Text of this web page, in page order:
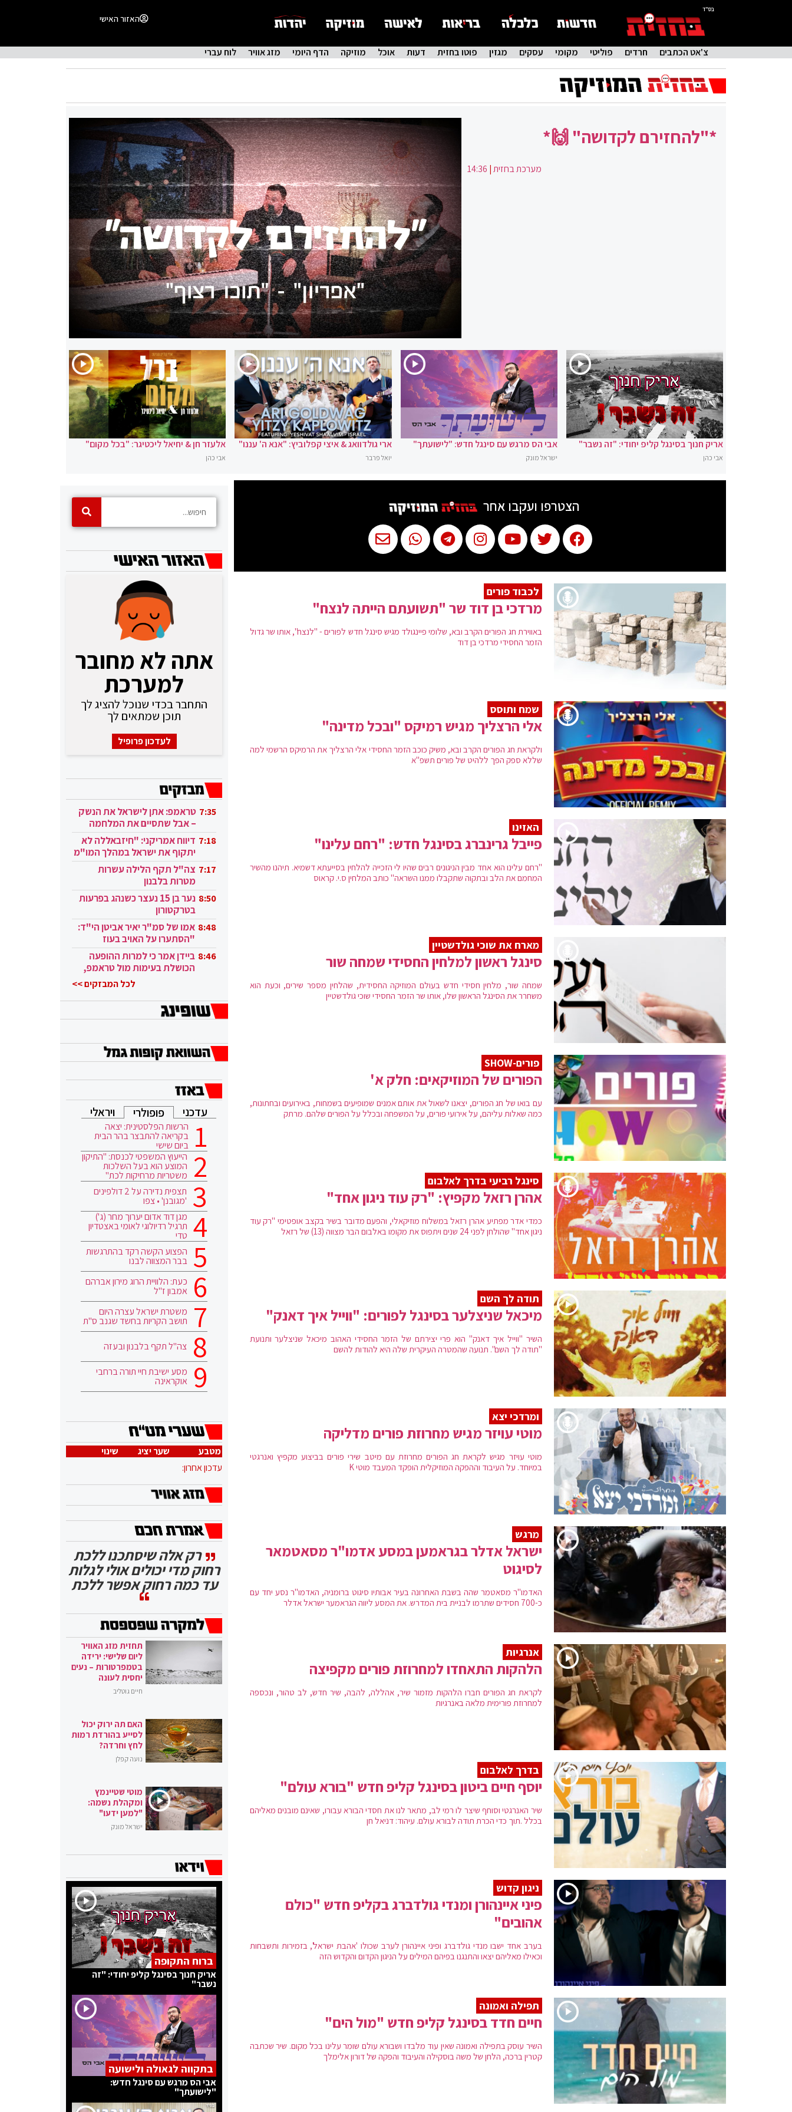
בס"ד
האזור האישי
צ'אט הכתבים חרדים פוליטי מקומי עסקים מגזין פוטו בחזית דעות אוכל מוזיקה הדף היומי מזג אוויר לוח עברי
*"להחזירם לקדושה" 🙌*
מערכת בחזית|
14:36
אריק חנוך בסינגל קליפ יחודי: "זה נשבר"
אבי כהן
אבי הס מרגש עם סינגל חדש: "לישועתך"
ישראל מונק
ארי גולדוואג & איצי קפלוביץ: "אנא ה' עננו"
יואל פרבר
אלעזר חן & יחיאל ליכטיגר: "בכל מקום"
אבי כהן
הצטרפו ועקבו אחר
לכבוד פורים
מרדכי בן דוד שר "תשועתם הייתה לנצח"
באווירת חג הפורים הקרב ובא, שלומי פיינגולד מגיש סינגל חדש לפורים - "לנצח", אותו שר גדול
הזמר החסידי מרדכי בן דוד
שמח ותוסס
אלי הרצליך מגיש רמיקס "ובכל מדינה"
ולקראת חג הפורים הקרב ובא, משיק כוכב הזמר החסידי אלי הרצליך את הרמיקס הרשמי למה
שללא ספק הפך ללהיט של פורים תשפ"א
האזינו
פייבל גרינברג בסינגל חדש: "רחם עלינו"
"רחם עלינו הוא אחד מבין הניגונים רבים שהיו לי הזכייה להלחין בסייעתא דשמיא. תיהנו מהשיר
המחמם את הלב ובתקוה שתקבלו ממנו השראה" כותב המלחין ס.י. קראוס
מארח את שוכי גולדשטיין
סינגל ראשון למלחין החסידי שמחה שור
שמחה שור, מלחין חסידי חדש בעולם המוזיקה החסידית, שהלחין מספר שירים, וכעת הוא
משחרר את הסינגל הראשון שלו, אותו שר הזמר החסידי שוכי גולדשטיין
פורים-SHOW
הפורים של המוזיקאים: חלק א'
עם בואו של חג הפורים, יצאנו לשאול את אותם אמנים שמופיעים בשמחות, באירועים ובחתונות,
כמה שאלות עליהם, על אירועי פורים, על המשפחה ובכלל על הפורים שלהם. מרתק
סינגל רביעי בדרך לאלבום
אהרן רזאל מקפיץ: "רק עוד ניגון אחד"
כמדי אדר מפתיע אהרן רזאל במשלוח מוזיקאלי, והפעם מדובר בשיר בקצב אופטימי "רק עוד
ניגון אחד" שהולחן לפני 24 שנים ויתפוס את מקומו באלבום הבר מצווה (13) של רזאל
תודה לך השם
מיכאל שניצלער בסינגל לפורים: "ווייל איך דאנק"
השיר "ווייל איך דאנק" הוא פרי יצירתם של הזמר החסידי האהוב מיכאל שניצלער ותנועת
"תודה לך השם". תנועה שהמטרה העיקרית שלה היא להודות להשם
ומרדכי יצא
מוטי עויזר מגיש מחרוזת פורים מדליקה
מוטי עויזר מגיש לקראת חג הפורים מחרוזת עם מיטב שירי פורים בביצוע מקפיץ ואנרגטי
במיוחד. על העיבוד וההפקה המוזיקלית הופקד המעבד מוטי K
מרגש
ישראל אדלר בגראמען במסע אדמו"ר מסאטמאר
לסיגוט
האדמו"ר מסאטמר שהה בשבת האחרונה בעיר אבותיו סיגוט ברומניה, האדמו"ר נסע יחד עם
כ-700 חסידים שתרמו לבניית בית המדרש. את המסע ליווה הגראמער ישראל אדלר
אנרגיות
הלהקות התאחדו למחרוזת פורים מקפיצה
לקראת חג הפורים חברו הלהקות מזמור שיר, אהללה, להבה, שיר חדש, לב טהור, ונכספה
למחרוזת פורימית מלאה באנרגיות
בדרך לאלבום
יוסף חיים ביטון בסינגל קליפ חדש "בורא עולם"
שיר האנרגטי וסוחף שיצר לו רמי לב, מתאר לנו את חסדי הבורא עבורו, שאינם מובנים מאליהם
בכלל .תוך כדי הכרת תודה לבורא עולם. עיהוד: דניאל חן
ניגון קדוש
פיני איינהורן ומנדי גולדברג בקליפ חדש "כולם
אהובים"
בערב אחד ישבו מנדי גולדברג ופיני איינהורן לערב שכולו 'אהבת ישראל', בזמירות ותשבחות
וכאילו מאליהם יצאו והתנגנו בפיהם המילים על הניגון הקדום והקדוש הזה
תפילה ואמונה
חיים חדד בסינגל קליפ חדש "מול הים"
השיר עוסק בתפילה ואמונה שאין עוד מלבדו ושבורא עולם שומר עלינו בכל מקום. שיר שכתבה
קטרין ברכה, הלחן של משה בוסקילה והעיבוד והפקה של דורון אלימלך
אתה לא מחובר
למערכת
התחבר בכדי שנוכל להציג לך
תוכן שמתאים לך
לעדכון פרופיל
7:35 טראמפ: אתן לישראל את הנשק
– אבל שתסיים את המלחמה
בעזה 7:18 דיווח אמריקני: "חיזבאללה לא
יתקוף את ישראל במהלך המו"מ
בקטאר" 7:17 צה"ל תקף הלילה עשרות
מטרות בלבנון
8:50
נער בן 15 נעצר כשנהג בפרעות
בטרקטורון
8:48 אמו של סמ"ר יאיר אביטן הי"ד:
"הסתערו על האויב בעוז
ובגבורה" 8:46 ביידן אמר כי למרות ההופעה
הכושלת בעימות מול טראמפ,
לכל המבזקים >>
עדכני פופולרי ויראלי
הרשות הפלסטינית: יצאה
בקריאה להתבצר בהר הבית
ביום שישי
הייעוץ המשפטי לכנסת: "התיקון
המוצע הוא בעל השלכות
משטריות מרחיקות לכת"
תצפית נדירה על 2 דולפינים
'מגובנן' • צפו
מגן דוד אדום יערוך מחר (ג')
תרגיל רדיולוגי לאומי באצטדיון
טדי
הפצוע הקשה רקד בהתרגשות
בבר המצווה לבנו
כעת: הלוויית הרוג מירון אברהם
אמבון ז"ל
משטרת ישראל עצרה היום
תושב הקריות בחשד שגנב ס"ת
צה"ל תקף בלבנון ובעזה
מסע ישיבת חיי תורה ברחבי
אוקראינה
מטבע שער יציג
שינוי
עדכון אחרון:
רק אלה שיסתכנו ללכת
רחוק מדי יכולים אולי לגלות
עד כמה רחוק אפשר ללכת
תחזית מזג האוויר
ליום שלישי: ירידה
בטמפרטורות – נעים
יחסית לעונה
חיים גוטליב
האם תה ירוק יכול
לסייע בהורדת רמות
לחץ וחרדה?
נועה קפלן
מוטי שטיינמץ
ומקהלת נשמה:
"למען ידעו"
ישראל מונק
ברוח התקופה
אריק חנוך בסינגל קליפ יחודי: "זה
נשבר"
בתקווה לגאולה ולישועה
אבי הס מרגש עם סינגל חדש:
"לישועתך"